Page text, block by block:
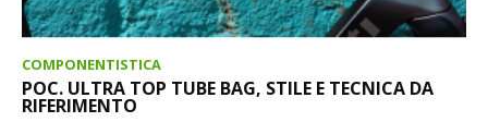
COMPONENTISTICA
POC. ULTRA TOP TUBE BAG, STILE E TECNICA DA
RIFERIMENTO